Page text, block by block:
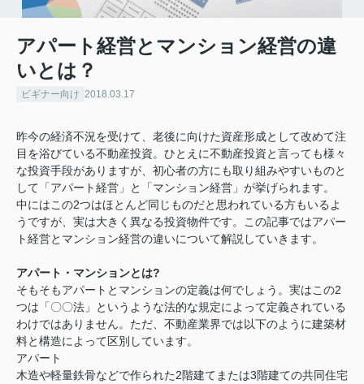
アパート経営とマンション経営の違
いとは？
ビギナー向け 2018.03.17
昨今の経済不況を受けて、老後に向けた資産形成として改めて注
目を浴びている不動産投資。ひとえに不動産投資と言っても様々
な投資手段がありますが、初心者の方にも取り組みやすいものと
して「アパート経営」と「マンション経営」が挙げられます。
中にはこの2つはほとんど同じものだと思われている方もいるよ
うですが、実は大きく異なる投資物件です。この記事ではアパー
ト経営とマンション経営の違いについて解説していきます。
アパート・マンションとは?
そもそもアパートとマンションの定義は何でしょう。実はこの2
つは「〇〇法」というような法的な規定によって定義されている
わけではありません。ただ、不動産業界では以下のように建築材
料と構造によって区別しています。
アパート
木造や軽量鉄骨などで作られた2階建てまたは3階建ての共同住宅